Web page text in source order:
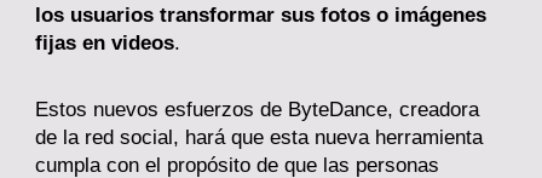
los usuarios transformar sus fotos o imágenes
fijas en videos.
Estos nuevos esfuerzos de ByteDance, creadora
de la red social, hará que esta nueva herramienta
cumpla con el propósito de que las personas